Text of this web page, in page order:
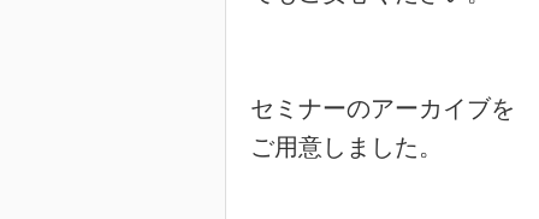
セミナーのアーカイブを
ご用意しました。